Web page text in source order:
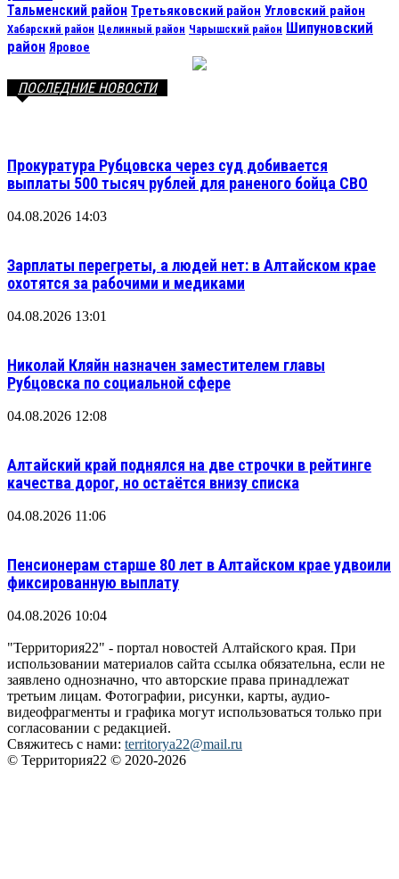
Тальменский район Третьяковский район Угловский район
Хабарский район Целинный район Чарышский район Шипуновский
район Яровое
ПОСЛЕДНИЕ НОВОСТИ
Прокуратура Рубцовска через суд добивается
выплаты 500 тысяч рублей для раненого бойца СВО
04.08.2026 14:03
Зарплаты перегреты, а людей нет: в Алтайском крае
охотятся за рабочими и медиками
04.08.2026 13:01
Николай Кляйн назначен заместителем главы
Рубцовска по социальной сфере
04.08.2026 12:08
Алтайский край поднялся на две строчки в рейтинге
качества дорог, но остаётся внизу списка
04.08.2026 11:06
Пенсионерам старше 80 лет в Алтайском крае удвоили
фиксированную выплату
04.08.2026 10:04
"Территория22" - портал новостей Алтайского края. При
использовании материалов сайта ссылка обязательна, если не
заявлено однозначно, что авторские права принадлежат
третьим лицам. Фотографии, рисунки, карты, аудио-
видеофрагменты и графика могут использоваться только при
согласовании с редакцией.
Свяжитесь с нами: territorya22@mail.ru
© Территория22 © 2020-2026